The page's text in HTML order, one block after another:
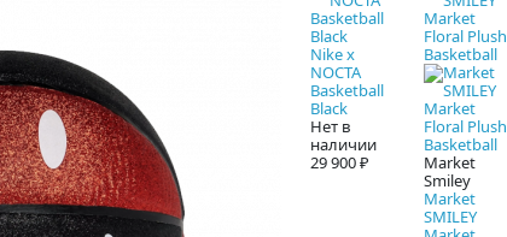
Nike x
NOCTA
Basketball
Black
Нет в
наличии
29 900 ₽
Market
Smiley
Market
SMILEY